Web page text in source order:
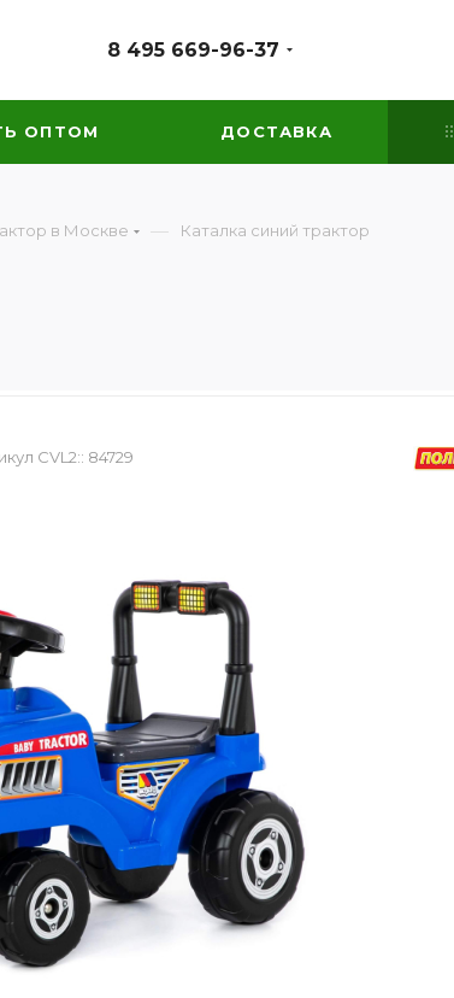
8 495 669-96-37
ОПТОМ ДОСТАВКА
в Москве — Каталка синий трактор
CVL2:: 84729